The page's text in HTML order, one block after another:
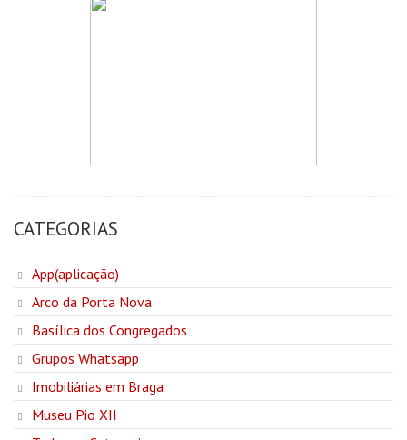
CATEGORIAS
App(aplicação)
Arco da Porta Nova
Basílica dos Congregados
Grupos Whatsapp
Imobiliárias em Braga
Museu Pio XII